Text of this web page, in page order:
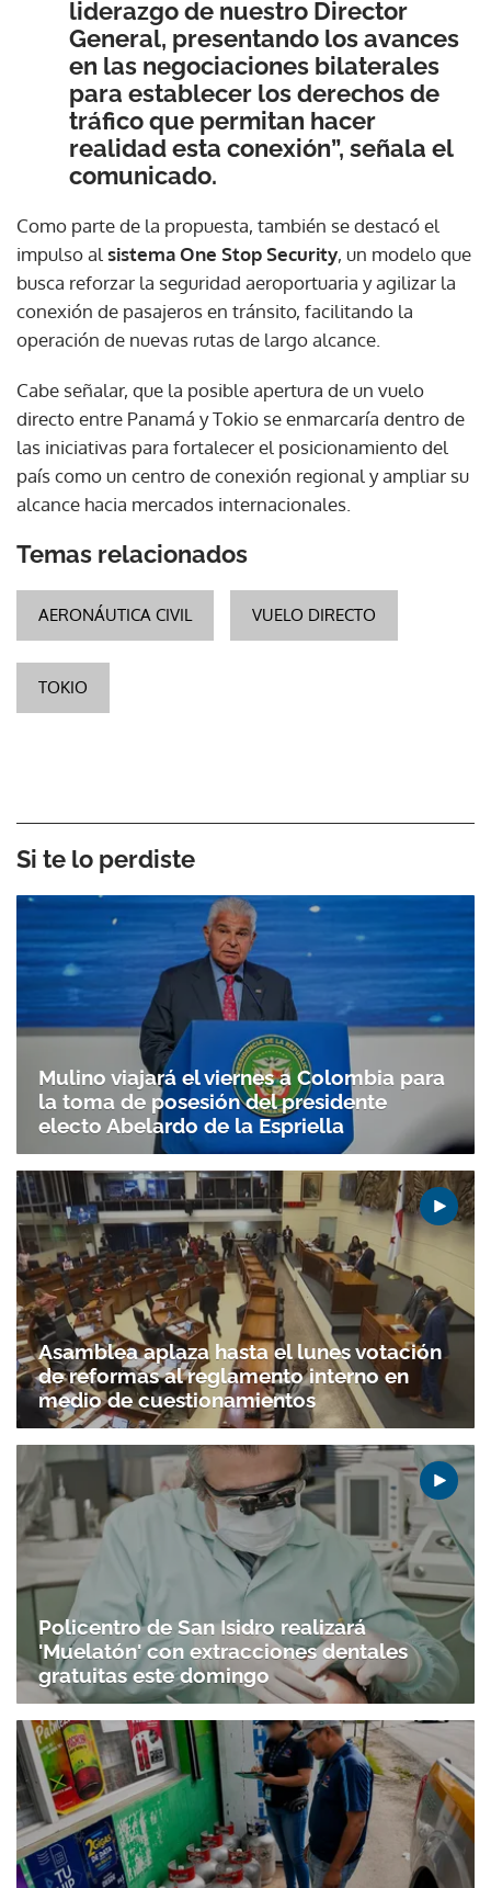
liderazgo de nuestro Director
General, presentando los avances
en las negociaciones bilaterales
para establecer los derechos de
tráfico que permitan hacer
realidad esta conexión”, señala el
comunicado.
Como parte de la propuesta, también se destacó el
impulso al sistema One Stop Security, un modelo que
busca reforzar la seguridad aeroportuaria y agilizar la
conexión de pasajeros en tránsito, facilitando la
operación de nuevas rutas de largo alcance.
Cabe señalar, que la posible apertura de un vuelo
directo entre Panamá y Tokio se enmarcaría dentro de
las iniciativas para fortalecer el posicionamiento del
país como un centro de conexión regional y ampliar su
alcance hacia mercados internacionales.
Temas relacionados
AERONÁUTICA CIVIL VUELO DIRECTO
TOKIO
Si te lo perdiste
Mulino viajará el viernes a Colombia para
la toma de posesión del presidente
electo Abelardo de la Espriella
Asamblea aplaza hasta el lunes votación
de reformas al reglamento interno en
medio de cuestionamientos
Policentro de San Isidro realizará
'Muelatón' con extracciones dentales
gratuitas este domingo